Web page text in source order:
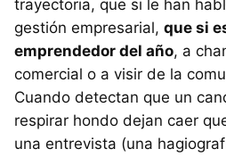
trayectoria, que si le han
gestión empresarial, que si
emprendedor del año, a
comercial o a visir de la
Cuando detectan que un
respirar hondo dejan caer
una entrevista (una